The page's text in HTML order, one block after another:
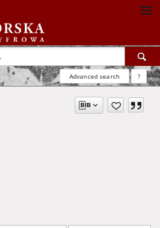
Advanced search ?